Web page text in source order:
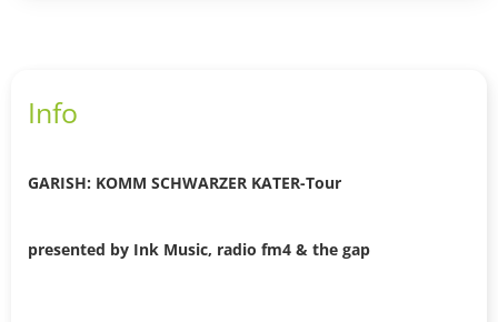
Info
GARISH: KOMM SCHWARZER KATER-Tour
presented by Ink Music, radio fm4 & the gap